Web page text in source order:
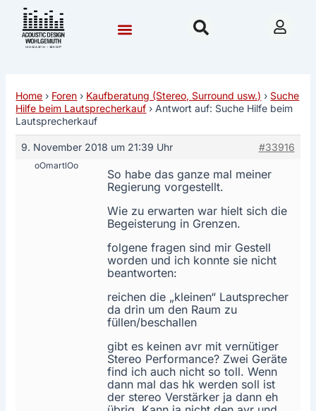
Inhalt
springen
Home › Foren › Kaufberatung (Stereo, Surround usw.) › Suche
Hilfe beim Lautsprecherkauf › Antwort auf: Suche Hilfe beim
Lautsprecherkauf
9. November 2018 um 21:39 Uhr #33916
oOmartlOo
So habe das ganze mal meiner
Regierung vorgestellt.
Wie zu erwarten war hielt sich die
Begeisterung in Grenzen.
folgene fragen sind mir Gestell
worden und ich konnte sie nicht
beantworten:
reichen die „kleinen“ Lautsprecher
da drin um den Raum zu
füllen/beschallen
gibt es keinen avr mit vernütiger
Stereo Performance? Zwei Geräte
find ich auch nicht so toll. Wenn
dann mal das hk werden soll ist
der stereo Verstärker ja dann eh
Post
navigation